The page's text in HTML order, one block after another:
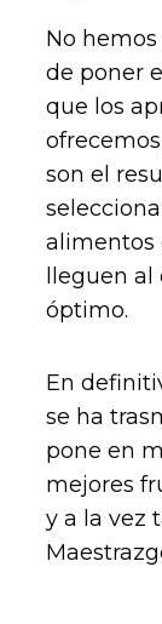
No
de poner
que los
son el
alimentos
lleguen al
óptimo.
En
se ha
pone en
mejores
y a la vez